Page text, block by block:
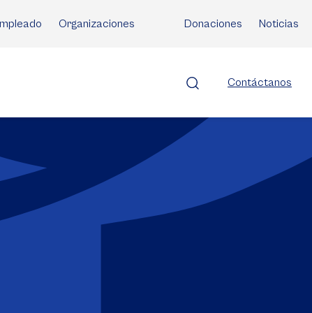
Organizaciones Donaciones Noticias
Contáctanos